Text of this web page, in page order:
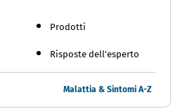
Prodotti
Risposte dell'esperto
Malattia & Sintomi A-Z